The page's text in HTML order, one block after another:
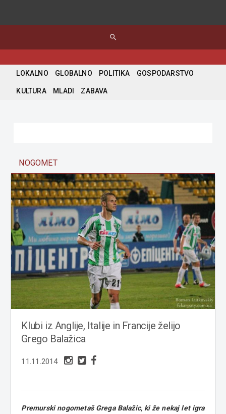
search
LOKALNO GLOBALNO POLITIKA GOSPODARSTVO
KULTURA MLADI ZABAVA
NOGOMET
Klubi iz Anglije, Italije in Francije želijo
Grego Balažica
11.11.2014
Premurski nogometaš Grega Balažic, ki že nekaj let igra